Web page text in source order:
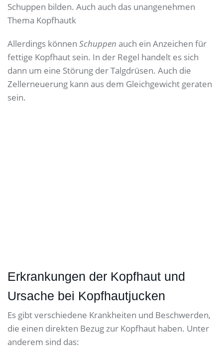
Schuppen bilden. Auch auch das unangenehmen
Thema Kopfhautk
Allerdings können Schuppen auch ein Anzeichen für
fettige Kopfhaut sein. In der Regel handelt es sich
dann um eine Störung der Talgdrüsen. Auch die
Zellerneuerung kann aus dem Gleichgewicht geraten
sein.
Erkrankungen der Kopfhaut und
Ursache bei Kopfhautjucken
Es gibt verschiedene Krankheiten und Beschwerden,
die einen direkten Bezug zur Kopfhaut haben. Unter
anderem sind das: